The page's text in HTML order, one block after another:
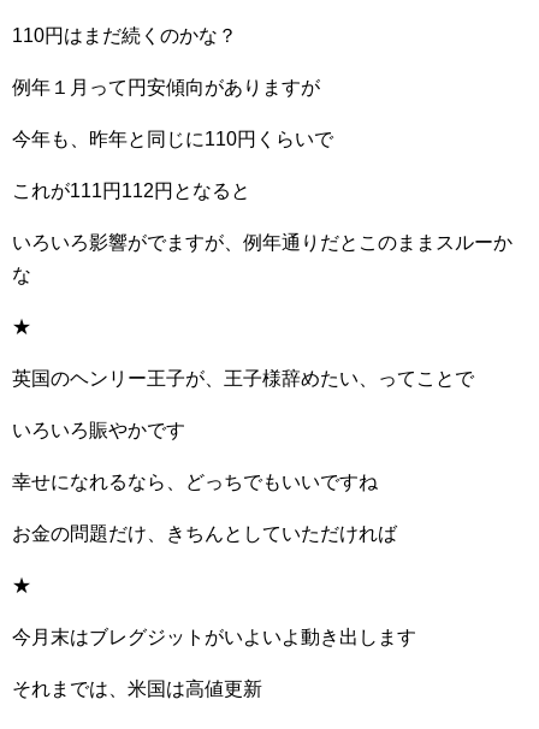
110円はまだ続くのかな？
例年１月って円安傾向がありますが
今年も、昨年と同じに110円くらいで
これが111円112円となると
いろいろ影響がでますが、例年通りだとこのままスルーか
な
★
英国のヘンリー王子が、王子様辞めたい、ってことで
いろいろ賑やかです
幸せになれるなら、どっちでもいいですね
お金の問題だけ、きちんとしていただければ
★
今月末はブレグジットがいよいよ動き出します
それまでは、米国は高値更新